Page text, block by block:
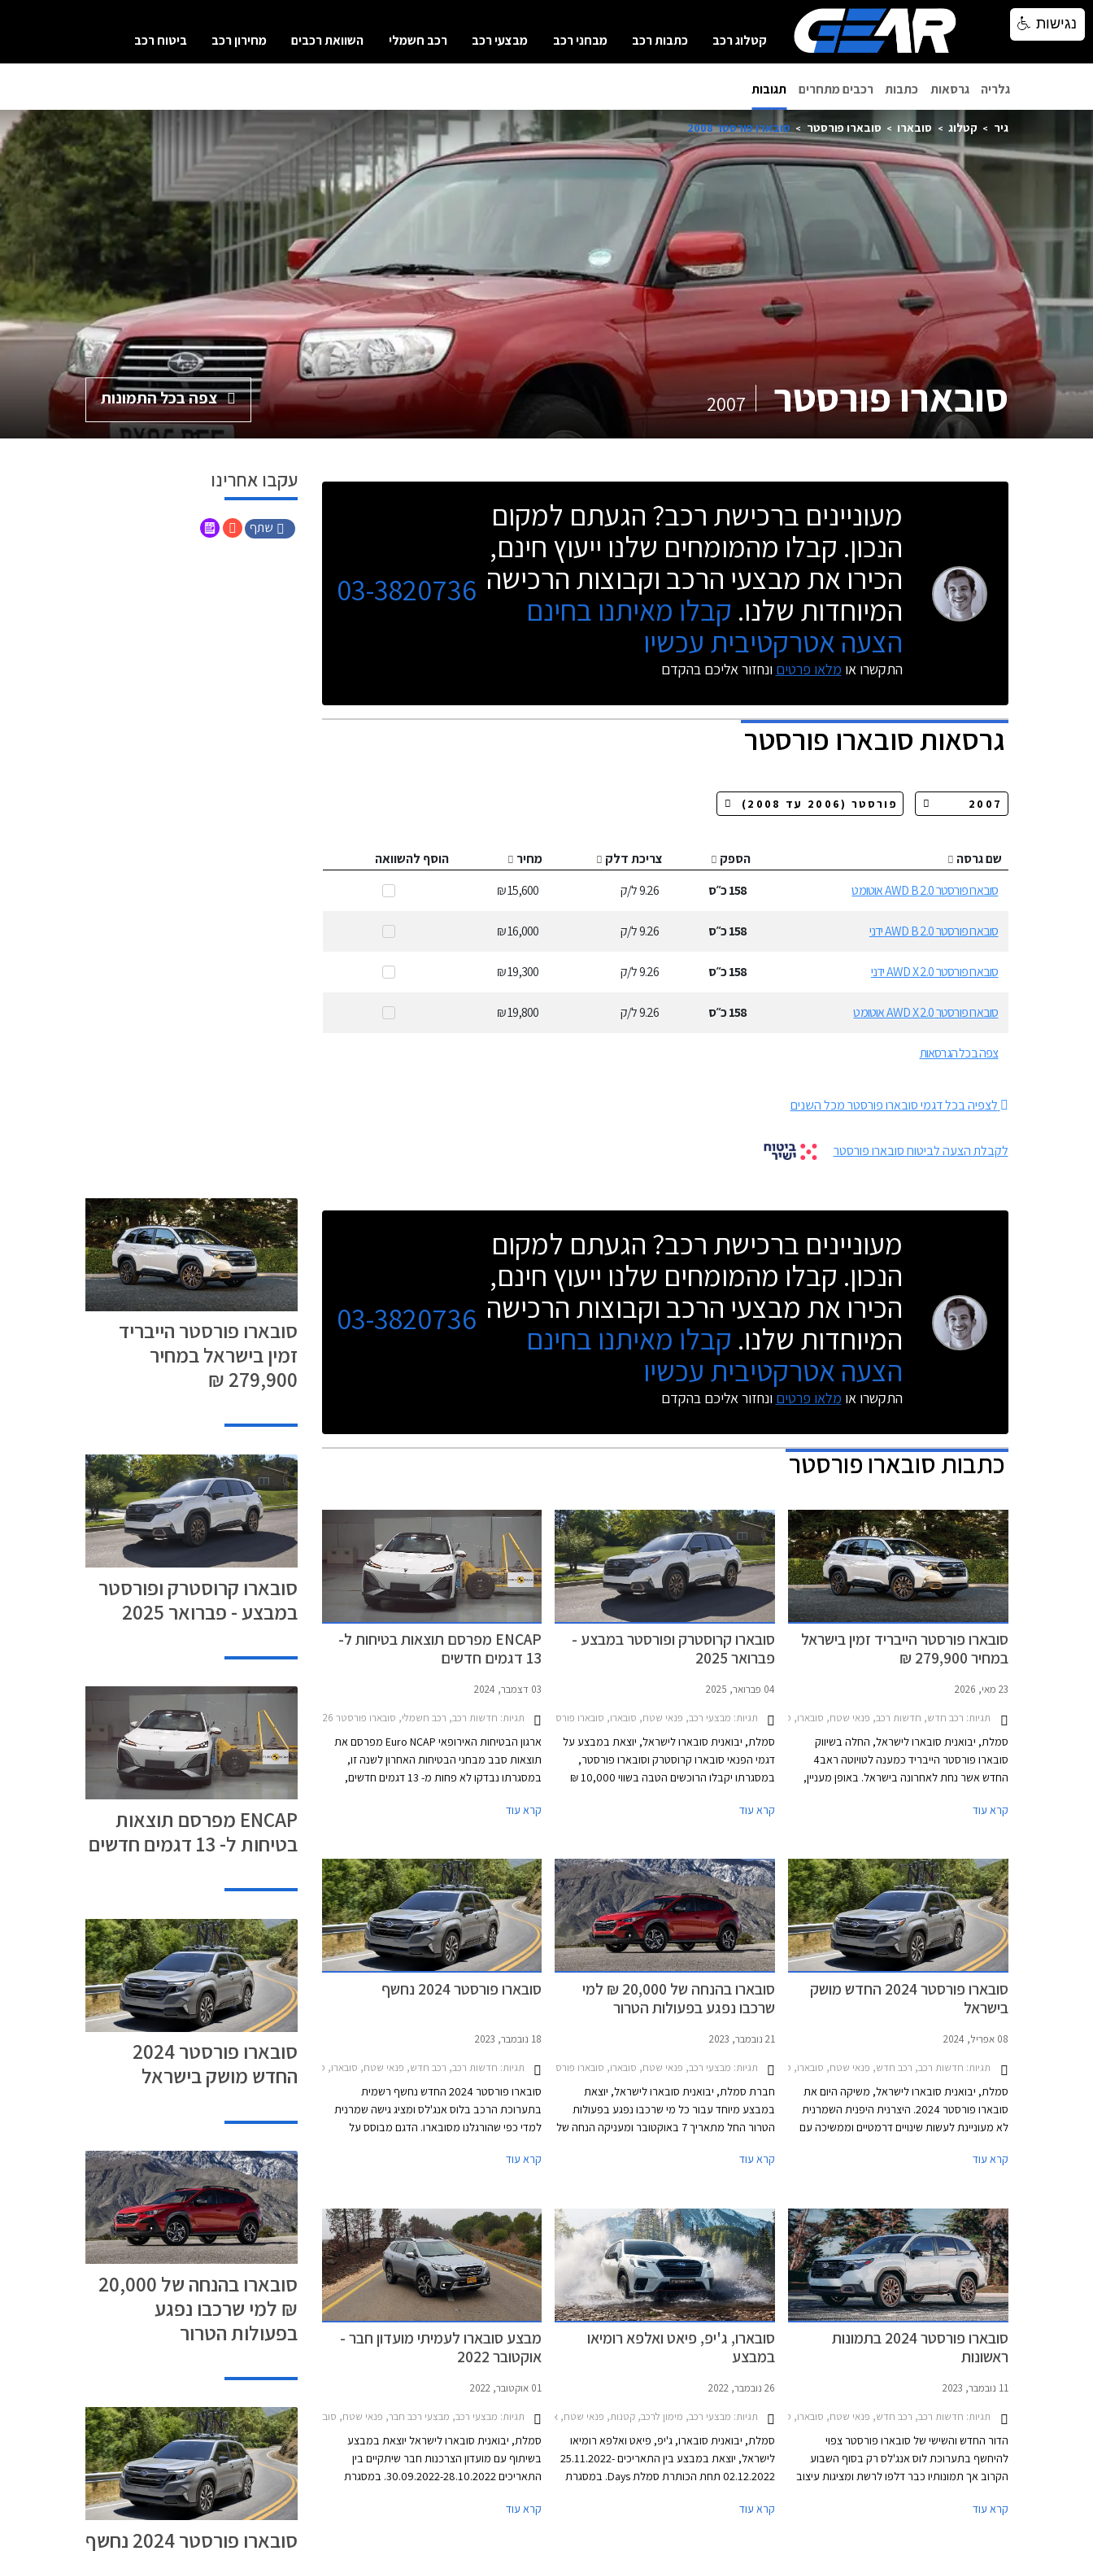
קטלוג רכב כתבות רכב מבחני רכב מבצעי רכב רכב חשמלי השוואת רכבים מחירון רכב ביטוח רכב
גלריה גרסאות כתבות רכבים מתחרים תגובות
גיר קטלוג סובארו סובארו פורסטר סובארו פורסטר 2008
סובארו פורסטר 2007 צפה בכל התמונות
מעוניינים ברכישת רכב? הגעתם למקום
הנכון. קבלו מהמומחים שלנו ייעוץ חינם,
הכירו את מבצעי הרכב וקבוצות הרכישה
המיוחדות שלנו. קבלו מאיתנו בחינם
הצעה אטרקטיבית עכשיו
התקשרו או מלאו פרטים ונחזור אליכם בהקדם
03-3820736
גרסאותסובארו פורסטר
שם גרסה הספק צריכת דלק מחיר
הוסף להשוואה
סובארו פורסטר 2.0 AWD B אוטומט
158כ״ס 9.26ל/ק 15,600 ₪
סובארו פורסטר 2.0 AWD B ידני 158כ״ס 9.26ל/ק 16,000 ₪
סובארו פורסטר 2.0 AWD X ידני 158כ״ס 9.26ל/ק 19,300 ₪
סובארו פורסטר 2.0 AWD X אוטומט 158כ״ס 9.26ל/ק 19,800 ₪
צפה בכל הגרסאות
לצפיה בכל דגמי סובארו פורסטר מכל השנים
לקבלת הצעה לביטוח סובארו פורסטר
עקבו אחרינו
שתף
מעוניינים ברכישת רכב? הגעתם למקום
הנכון. קבלו מהמומחים שלנו ייעוץ חינם,
הכירו את מבצעי הרכב וקבוצות הרכישה
המיוחדות שלנו. קבלו מאיתנו בחינם
הצעה אטרקטיבית עכשיו
התקשרו או מלאו פרטים ונחזור אליכם בהקדם
03-3820736
כתבותסובארו פורסטר
סובארו פורסטר הייבריד זמין בישראל
במחיר 279,900 ₪
23 מאי, 2026
תגיות: רכב חדש, חדשות רכב, פנאי שטח, סובארו, סובארו פורסטר 2024-2026מחירון רכב
סמלת, יבואנית סובארו לישראל, החלה בשיווק
סובארו פורסטר הייבריד כמענה לטויוטה ראב4
החדש אשר נחת לאחרונה בישראל. באופן מעניין,
מטויוטה כחלק משיתוף הפעולה בין היצרניות. הדגם
ב- 20,000 ₪ מטויוטה ראב4 בגרסת ההנעה
הכפולה.
קרא עוד
סובארו קרוסטרק ופורסטר במבצע -
פברואר 2025
04 פברואר, 2025
תגיות: מבצעי רכב, פנאי שטח, סובארו, סובארו פורסטר 2024-2026סובארו קרוסטרק 2023-2026
סמלת, יבואנית סובארו לישראל, יוצאת במבצע על
דגמי הפנאי סובארו קרוסטרק וסובארו פורסטר,
במסגרתו יקבלו הרוכשים הטבה בשווי 10,000 ₪
יקבלו הרוכשים גם שקע 12V בתא המטען. המבצע
נערך בכל אולמות התצוגה של החברה בין
התאריכים 3-28 בפברואר 2025.
קרא עוד
ENCAP מפרסם תוצאות בטיחות ל-
13 דגמים חדשים
03 דצמבר, 2024
תגיות: חדשות רכב, רכב חשמלי, סובארו פורסטר 2024-2026, אאודי A5 סדאן 2024-2026, וולוו EX30 2024-2026, ליפמוטור C10 2024-2026, לקסוס LBX 2023-2026מיני קאנטרימן 2024-2026
ארגון הבטיחות האירופאי Euro NCAP מפרסם את
תוצאות סבב מבחני הבטיחות האחרון לשנה זו,
במסגרתו נבדקו לא פחות מ- 13 דגמים חדשים,
להגיע בקרוב. מרבית הדגמים בסבב זה זכו בציון
מערכות העזר לנהג ו- MG ZS הייבריד אשר לא
הרשים בסעיף ההגנה על הנוסעים.
קרא עוד
סובארו פורסטר 2024 החדש מושק
בישראל
08 אפריל, 2024
תגיות: חדשות רכב, רכב חדש, פנאי שטח, סובארו, סובארו פורסטר 2022-2024, סובארו פורסטר 2024-2026מחירון רכב
סמלת, יבואנית סובארו לישראל, משיקה היום את
סובארו פורסטר 2024. היצרנית היפנית השמרנית
לא מעוניינת לעשות שינויים דרמטיים וממשיכה עם
סובארו פורסטר החדש מבוסס על פלטפורמה
האבזור שופרה ומערכות הבטיחות שודרגו.
קרא עוד
סובארו בהנחה של 20,000 ₪ למי
שרכבו נפגע בפעולות הטרור
21 נובמבר, 2023
תגיות: מבצעי רכב, פנאי שטח, סובארו, סובארו פורסטר 2022-2024, סובארו אאוטבק 2021-2025, סובארו איבולטיס 2020-2023, סובארו איבולטיס 2023-2024סובארו קרוסטרק 2023-2026
חברת סמלת, יבואנית סובארו לישראל, יוצאת
במבצע מיוחד עבור כל מי שרכבו נפגע בפעולות
הטרור החל מתאריך 7 באוקטובר ומעניקה הנחה של
ברזל, ושמחזיקים באישור לכך.
קרא עוד
סובארו פורסטר 2024 נחשף
18 נובמבר, 2023
תגיות: חדשות רכב, רכב חדש, פנאי שטח, סובארו, סובארו פורסטר 2022-2024סובארו פורסטר 2024-2026
סובארו פורסטר 2024 החדש נחשף רשמית
בתערוכת הרכב בלוס אנג'לס ומציג גישה שמרנית
למדי כפי שהורגלנו מסובארו. הדגם מבוסס על
מנוע בוקסר ותיק כך שלא מדובר בתכנון חדש
סובארו כי גרסה היברידית תגיע בהמשך.
קרא עוד
סובארו פורסטר 2024 בתמונות
ראשונות
11 נובמבר, 2023
תגיות: חדשות רכב, רכב חדש, פנאי שטח, סובארו, סובארו פורסטר 2022-2024סובארו פורסטר 2024-2026
הדור החדש והשישי של סובארו פורסטר צפוי
להיחשף בתערוכת לוס אנג'לס רק בסוף השבוע
הקרוב אך תמונותיו כבר דלפו לרשת ומציגות עיצוב
שפת עיצוב עדכנית. החזית שרירית וספורטיבית יותר
קרא עוד
סובארו, ג'יפ, פיאט ואלפא רומיאו
במבצע
26 נובמבר, 2022
תגיות: מבצעי רכב, מימון לרכב, קטנות, פנאי שטח, אלפא רומיאו, פיאט, ג'יפ, סובארו, סובארו פורסטר 2022-2024, אלפא רומיאו טונאלה 2022-2025, ג'יפ גרנד צ'ירוקי 2013-2022, ג'יפ קומפאס 2022-2025, ג'יפ רנג'לר קצר 2018-2024, פיאט 500e 2021-2024, סובארו XV 2017-2023, סובארו אאוטבק 2021-2025סובארו איבולטיס 2020-2023
סמלת, יבואנית סובארו, ג'יפ, פיאט ואלפא רומיאו
לישראל, יוצאת במבצע בין התאריכים 25.11.2022-
02.12.2022 תחת הכותרת סמלת Days. במסגרת
קרא עוד
מבצע סובארו לעמיתי מועדון חבר -
אוקטובר 2022
01 אוקטובר, 2022
תגיות: מבצעי רכב, מבצעי רכב חבר, פנאי שטח, סובארו, סובארו פורסטר 2022-2024, סובארו XV 2017-2023, סובארו אאוטבק 2021-2025סובארו איבולטיס 2020-2023
סמלת, יבואנית סובארו לישראל יוצאת במבצע
בשיתוף עם מועדון הצרכנות חבר שיתקיים בין
התאריכים 30.09.2022-28.10.2022. במסגרת
והטבות אבזור במתנה. בנוסף יהנו הרוכשים מתנאי
קרא עוד
סובארו פורסטר הייבריד
זמין בישראל במחיר
279,900 ₪
סובארו קרוסטרק ופורסטר
במבצע - פברואר 2025
ENCAP מפרסם תוצאות
בטיחות ל- 13 דגמים חדשים
סובארו פורסטר 2024
החדש מושק בישראל
סובארו בהנחה של 20,000
₪ למי שרכבו נפגע
בפעולות הטרור
סובארו פורסטר 2024 נחשף
נגישות
נגישות